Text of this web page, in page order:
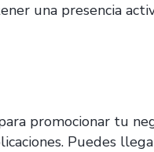
una presencia
promocionar tu
Puedes